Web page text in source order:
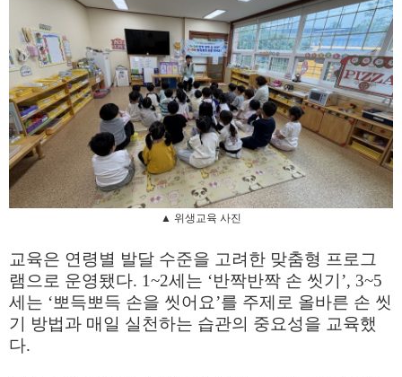
▲ 위생교육 사진
교육은 연령별 발달 수준을 고려한 맞춤형 프로그
램으로 운영됐다. 1~2세는 ‘반짝반짝 손 씻기’, 3~5
세는 ‘뽀득뽀득 손을 씻어요’를 주제로 올바른 손 씻
기 방법과 매일 실천하는 습관의 중요성을 교육했
다.